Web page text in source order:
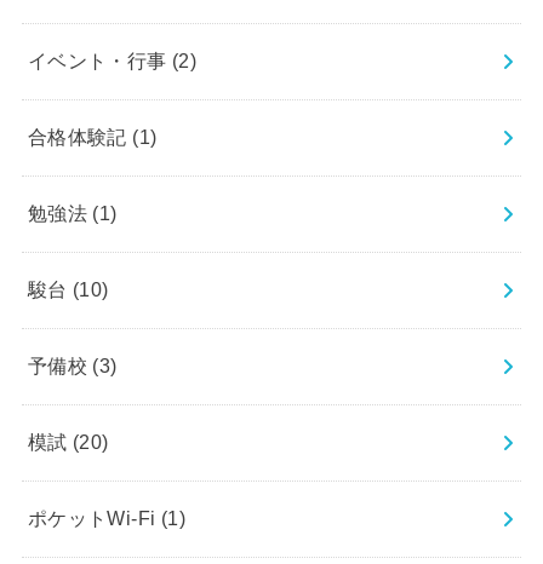
イベント・行事 (2)
合格体験記 (1)
勉強法 (1)
駿台 (10)
予備校 (3)
模試 (20)
ポケットWi-Fi (1)